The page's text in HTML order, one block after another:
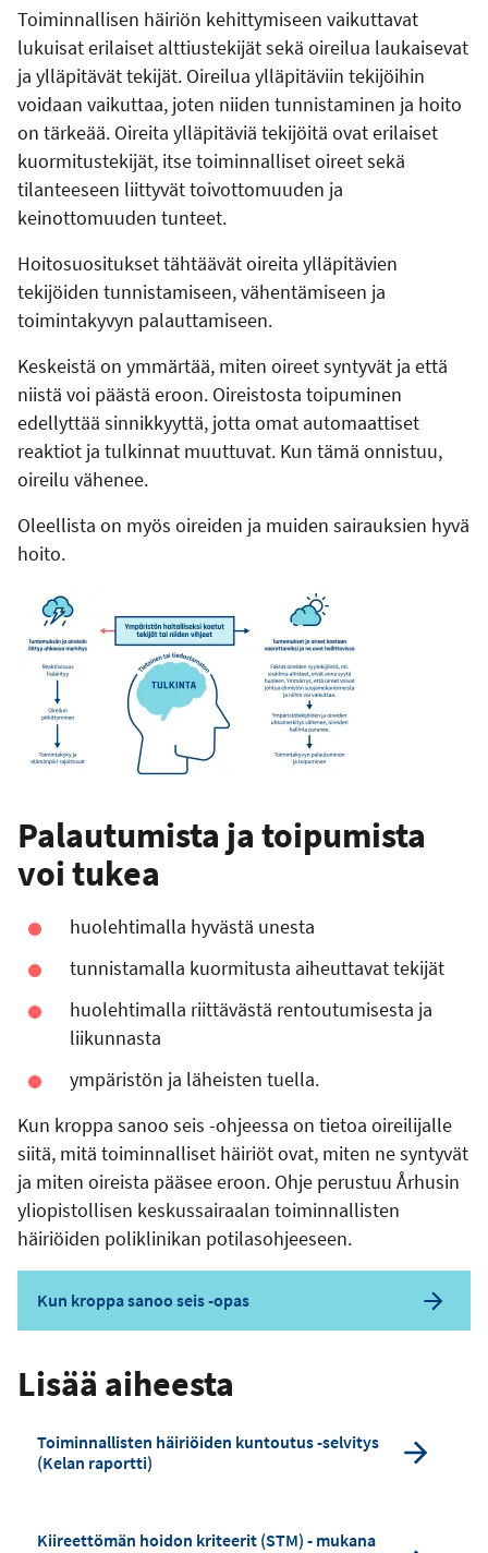
Toiminnallisen häiriön kehittymiseen vaikuttavat
lukuisat erilaiset alttiustekijät sekä oireilua laukaisevat
ja ylläpitävät tekijät. Oireilua ylläpitäviin tekijöihin
voidaan vaikuttaa, joten niiden tunnistaminen ja hoito
on tärkeää. Oireita ylläpitäviä tekijöitä ovat erilaiset
kuormitustekijät, itse toiminnalliset oireet sekä
tilanteeseen liittyvät toivottomuuden ja
keinottomuuden tunteet.
Hoitosuositukset tähtäävät oireita ylläpitävien
tekijöiden tunnistamiseen, vähentämiseen ja
toimintakyvyn palauttamiseen.
Keskeistä on ymmärtää, miten oireet syntyvät ja että
niistä voi päästä eroon. Oireistosta toipuminen
edellyttää sinnikkyyttä, jotta omat automaattiset
reaktiot ja tulkinnat muuttuvat. Kun tämä onnistuu,
oireilu vähenee.
Oleellista on myös oireiden ja muiden sairauksien hyvä
hoito.
Palautumista ja toipumista
voi tukea
huolehtimalla hyvästä unesta
tunnistamalla kuormitusta aiheuttavat tekijät
huolehtimalla riittävästä rentoutumisesta ja
liikunnasta
ympäristön ja läheisten tuella.
Kun kroppa sanoo seis -ohjeessa on tietoa oireilijalle
siitä, mitä toiminnalliset häiriöt ovat, miten ne syntyvät
ja miten oireista pääsee eroon. Ohje perustuu Århusin
yliopistollisen keskussairaalan toiminnallisten
häiriöiden poliklinikan potilasohjeeseen.
Kun kroppa sanoo seis -opas
Lisää aiheesta
Toiminnallisten häiriöiden kuntoutus -selvitys
(Kelan raportti)
Kiireettömän hoidon kriteerit (STM) - mukana